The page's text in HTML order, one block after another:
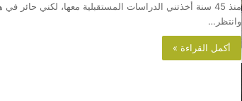
منذ 45 سنة أخذتني الدراسات المستقبلية معها، لكني حائر
وانتظر…
أكمل القراءة »